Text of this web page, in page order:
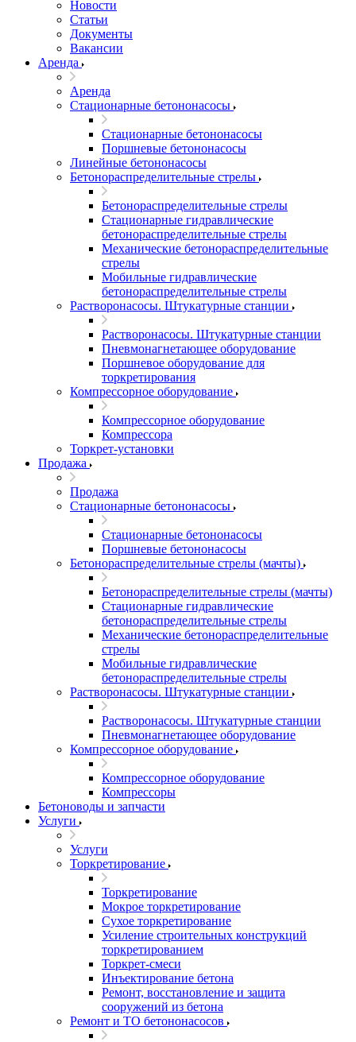
Новости
Статьи
Документы
Вакансии
Аренда
Аренда
Стационарные бетононасосы
Стационарные бетононасосы
Поршневые бетононасосы
Линейные бетононасосы
Бетонораспределительные стрелы
Бетонораспределительные стрелы
Стационарные гидравлические
бетонораспределительные стрелы
Механические бетонораспределительные
стрелы
Мобильные гидравлические
бетонораспределительные стрелы
Растворонасосы. Штукатурные станции
Растворонасосы. Штукатурные станции
Пневмонагнетающее оборудование
Поршневое оборудование для
торкретирования
Компрессорное оборудование
Компрессорное оборудование
Компрессора
Торкрет-установки
Продажа
Продажа
Стационарные бетононасосы
Стационарные бетононасосы
Поршневые бетононасосы
Бетонораспределительные стрелы (мачты)
Бетонораспределительные стрелы (мачты)
Стационарные гидравлические
бетонораспределительные стрелы
Механические бетонораспределительные
стрелы
Мобильные гидравлические
бетонораспределительные стрелы
Растворонасосы. Штукатурные станции
Растворонасосы. Штукатурные станции
Пневмонагнетающее оборудование
Компрессорное оборудование
Компрессорное оборудование
Компрессоры
Бетоноводы и запчасти
Услуги
Услуги
Торкретирование
Торкретирование
Мокрое торкретирование
Сухое торкретирование
Усиление строительных конструкций
торкретированием
Торкрет-смеси
Инъектирование бетона
Ремонт, восстановление и защита
сооружений из бетона
Ремонт и ТО бетононасосов